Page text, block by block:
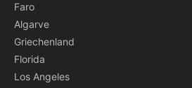
Faro
Algarve
Griechenland
Florida
Los Angeles